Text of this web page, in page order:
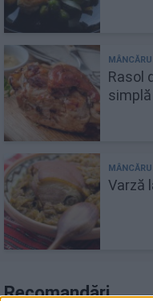
Rasol
Varză
Recomandări